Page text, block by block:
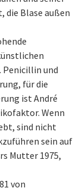
die Blase außen
Penicillin und
für die
ist André
Wenn
sind nicht
sein auf
Mutter 1975,
von